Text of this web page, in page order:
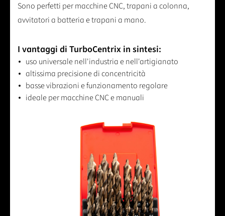
Sono perfetti per macchine CNC, trapani a colonna,
avvitatori a batteria e trapani a mano.
I vantaggi di TurboCentrix in sintesi:
uso universale nell'industria e nell'artigianato
altissima precisione di concentricità
basse vibrazioni e funzionamento regolare
ideale per macchine CNC e manuali